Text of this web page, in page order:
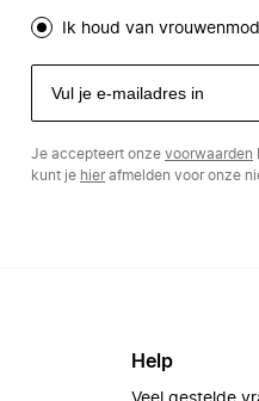
Ik houd van
Je accepteert onze voorwaarden
kunt je hierafmelden voor onze
Help